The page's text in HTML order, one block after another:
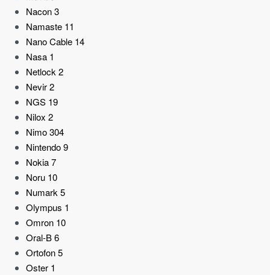
Nacon3
Namaste 11
Nano Cable 14
Nasa 1
Netlock2
Nevir2
NGS 19
Nilox 2
Nimo304
Nintendo9
Nokia7
Noru 10
Numark5
Olympus 1
Omron 10
Oral-B6
Ortofon5
Oster 1